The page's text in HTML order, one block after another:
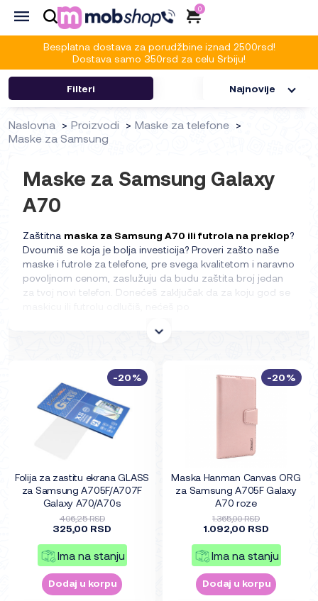
0
Besplatna dostava za porudžbine iznad 2500rsd!
Dostava samo 350rsd za celu Srbiju!
Filteri Najnovije
Naslovna Proizvodi
Maske za telefone
Maske za Samsung
Maske za Samsung Galaxy
A70
Zaštitna maska za Samsung A70 ili futrola na preklop?
Dvoumiš se koja je bolja investicija? Proveri zašto naše
maske i futrole za telefone, pre svega kvalitetom i naravno
povoljnom cenom, zaslužuju da budu zaštita broj jedan
za tvoj novi telefon. Donećeš zaključak da za koju god se
Folija za zastitu ekrana GLASS
za Samsung A705F/A707F
Galaxy A70/A70s
406,25 RSD
325,00 RSD
Ima na stanju
Dodaj u korpu
-20%
Maska Hanman Canvas ORG
za Samsung A705F Galaxy
A70 roze
1.365,00 RSD
1.092,00 RSD
Ima na stanju
Dodaj u korpu
-20%